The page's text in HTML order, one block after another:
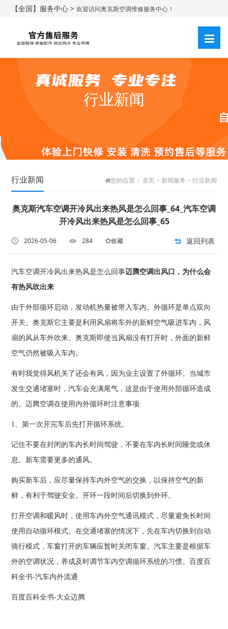
【全国】服务中心 >欢迎访问奥克斯空调维修服务中心！
行业新闻
行业新闻 您的位置： 首页> 新闻服务 > 行业新闻
奥克斯汽车空调开冷风出来热风是怎么回事_64_汽车空调
开冷风出来热风是怎么回事_65
2026-05-06 284 收藏 返回列表
汽车空调开冷风出来热风是怎么回事迈腾空调出风口，为什么会
有热风吹出来
由于外部循环启动，发动机热量被带入车内。外循环是单点双向
开关。奥克斯它主要是利用风扇将车外的新鲜空气吸进车内，风
扇的风从车外吹来。奥克斯即使当风扇没有打开时，外面的新鲜
空气仍然被吸入车内。
有时我觉得风机关了还会有风，因为业主设置了外循环。当城市
发生交通堵塞时，汽车会充满尾气，这是由于使用外部循环造成
的。迈腾空调在使用内外循环时注意事项:
1、第一次开完车后先打开循环系统。
记住不要在封闭的车内长时间驾驶，不要在车内长时间睡觉或休
息。新车需要更多的通风。
购买新车后，应尽量保持车内外空气的交换，以保持空气的新
鲜，有利于驾驶安全。开环一段时间后切换到外环。
打开空调和暖风时，使用车内外空气通讯模式，尽量避免长时间
使用自动循环模式。在交通堵塞的情况下，先在车内切换到自动
骑行模式，车窗打开的车辆应暂时关闭车窗。汽车主要是根据车
外的空调状况，养成及时调节车内空调循环系统的习惯。百度百
科全书-汽车内外流通
百度百科全书-大众迈腾